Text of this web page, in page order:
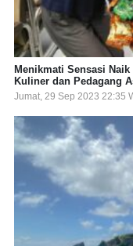
Menikmati Sensasi
Kuliner dan Pedagang
Jumat, 29 Sep 2023 22:35